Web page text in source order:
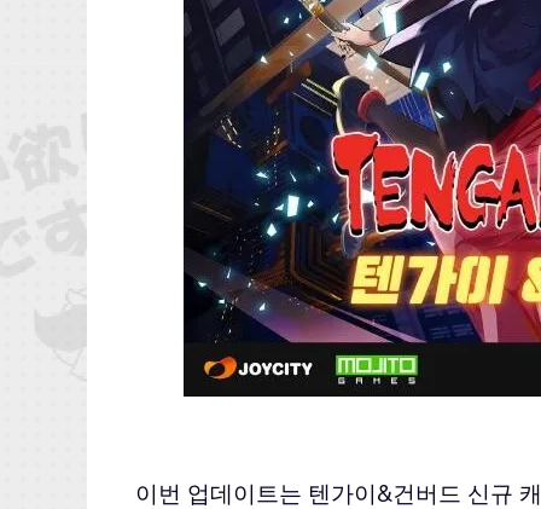
이번 업데이트는 텐가이&건버드 신규